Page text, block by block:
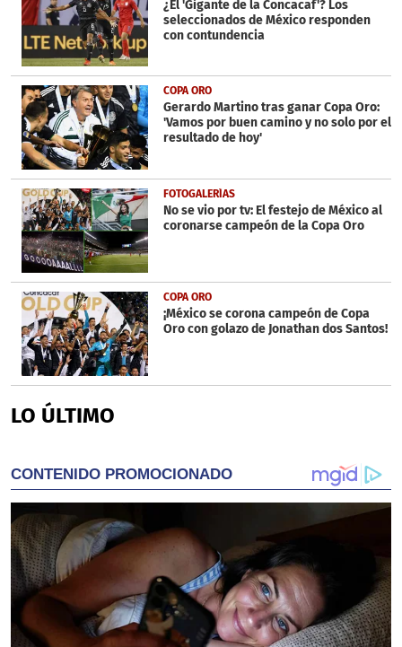
¿El 'Gigante de la Concacaf'? Los
seleccionados de México responden
con contundencia
COPA ORO
Gerardo Martino tras ganar Copa Oro:
'Vamos por buen camino y no solo por el
resultado de hoy'
FOTOGALERÍAS
No se vio por tv: El festejo de México al
coronarse campeón de la Copa Oro
COPA ORO
¡México se corona campeón de Copa
Oro con golazo de Jonathan dos Santos!
LO ÚLTIMO